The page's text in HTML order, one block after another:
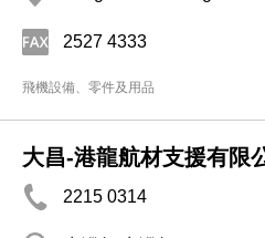
2527 4333
飛機設備、零件及用品
大昌-港龍航材支援有限
2215 0314